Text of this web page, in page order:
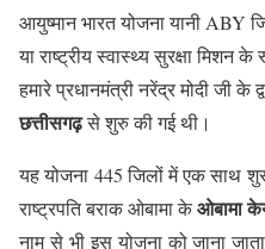
आयुष्मान भारत योजना यानी ABY
या राष्ट्रीय स्वास्थ्य सुरक्षा मिशन
हमारे प्रधानमंत्री नरेंद्र मोदी जी के
छत्तीसगढ़से शुरु की गई थी।
यह योजना 445 जिलों में एक साथ
राष्ट्रपति बराक ओबामा केओबामा
नाम से भी इस योजना को जाना